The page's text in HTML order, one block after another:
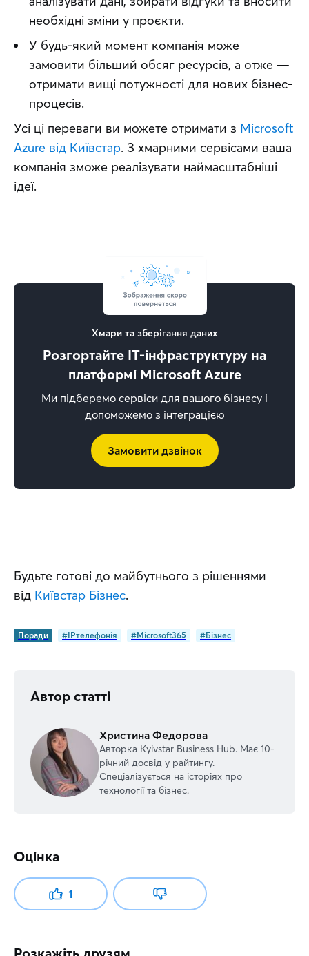
необхідні зміни у проєкти.
У будь-який момент компанія може
замовити більший обсяг ресурсів, а отже —
отримати вищі потужності для нових бізнес-
процесів.
Усі ці переваги ви можете отримати з Microsoft
Azure від Київстар. З хмарними сервісами ваша
компанія зможе реалізувати наймасштабніші
ідеї.
Хмари та зберігання даних
Розгортайте IT-інфраструктуру на
платформі Microsoft Azure
Ми підберемо сервіси для вашого бізнесу і
допоможемо з інтеграцією
Замовити дзвінок
Будьте готові до майбутнього з рішеннями
від Київстар Бізнес.
Поради #IPтелефонія #Microsoft365 #Бізнес
Автор статті
Христина Федорова
Авторка Kyivstar Business Hub. Має 10-
річний досвід у райтингу.
Спеціалізується на історіях про
технології та бізнес.
Оцінка
1